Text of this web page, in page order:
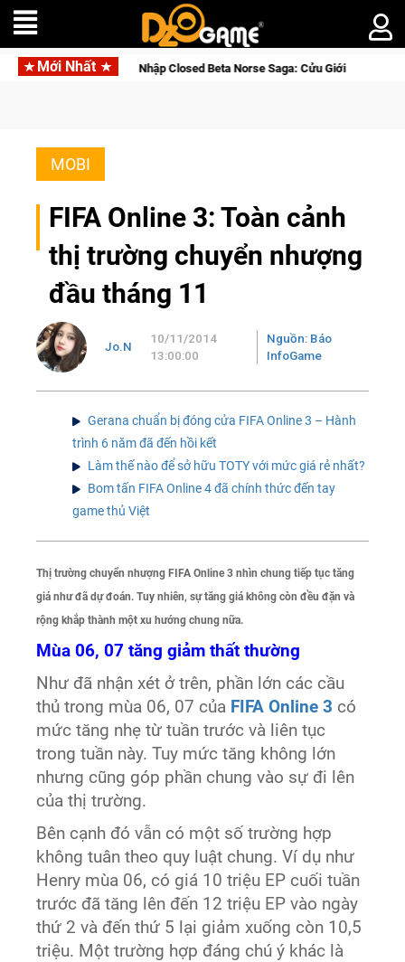
Mới Nhất
Gia Nhập Closed Beta Norse Saga: Cửu Giới Thức Tỉnh, Săn DJI Osmo
MOBI
FIFA Online 3: Toàn cảnh
thị trường chuyển nhượng
đầu tháng 11
Jo.N
10/11/2014
13:00:00
Nguồn: Báo
InfoGame
Gerana chuẩn bị đóng cửa FIFA Online 3 – Hành
trình 6 năm đã đến hồi kết
Làm thế nào để sở hữu TOTY với mức giá rẻ nhất?
Bom tấn FIFA Online 4 đã chính thức đến tay
game thủ Việt
Thị trường chuyển nhượng FIFA Online 3 nhìn chung tiếp tục tăng
giá như đã dự đoán. Tuy nhiên, sự tăng giá không còn đều đặn và
rộng khắp thành một xu hướng chung nữa.
Mùa 06, 07 tăng giảm thất thường
Như đã nhận xét ở trên, phần lớn các cầu
thủ trong mùa 06, 07 của FIFA Online 3 có
mức tăng nhẹ từ tuần trước và liên tục
trong tuần này. Tuy mức tăng không lớn
nhưng cũng góp phần chung vào sự đi lên
của thị trường.
Bên cạnh đó vẫn có một số trường hợp
không tuân theo quy luật chung. Ví dụ như
Henry mùa 06, có giá 10 triệu EP cuối tuần
trước đã tăng lên đến 12 triệu EP vào ngày
thứ 2 và đến thứ 5 lại giảm xuống còn 10,5
triệu. Một trường hợp đáng chú ý khác là